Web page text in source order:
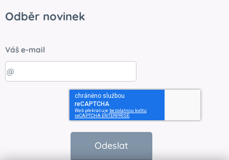
Odběr novinek
Váš e-mail
Odeslat